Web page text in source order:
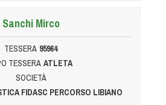
Sanchi Mirco
TESSERA 95964
TESSERA ATLETA
SOCIETÀ
FIDASC PERCORSO LIBIANO
Protezione civile Sportiva
Cinofilia Venatoria
Sleddog